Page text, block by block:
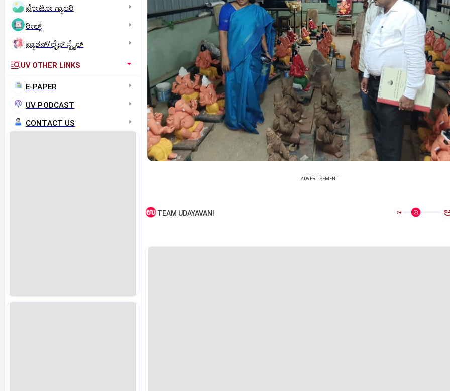
ಫೋಟೋ ಗ್ಯಾಲರಿ
ರೀಲ್ಸ್
ಫ್ಯಾಶನ್/ಲೈಫ್‌ ಸ್ಟೈಲ್
UV OTHER LINKS
E-PAPER
UV PODCAST
CONTACT US
ADVERTISEMENT
TEAM UDAYAVANI ಅ